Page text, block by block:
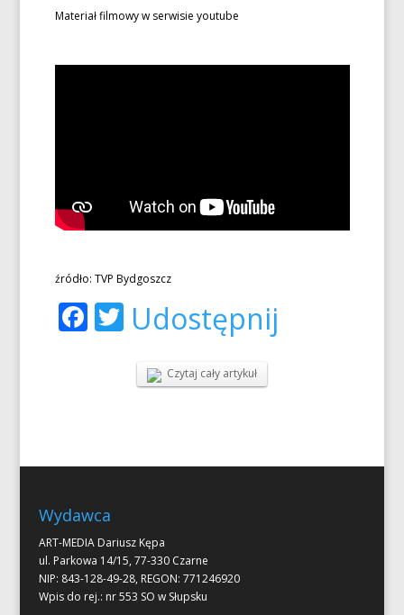
Materiał filmowy w serwisie youtube
źródło: TVP Bydgoszcz
Facebook
Twitter
Udostępnij
Czytaj cały artykuł
Wydawca
ART-MEDIA Dariusz Kępa
ul. Parkowa 14/15, 77-330 Czarne
NIP: 843-128-49-28, REGON: 771246920
Wpis do rej.: nr 553 SO w Słupsku